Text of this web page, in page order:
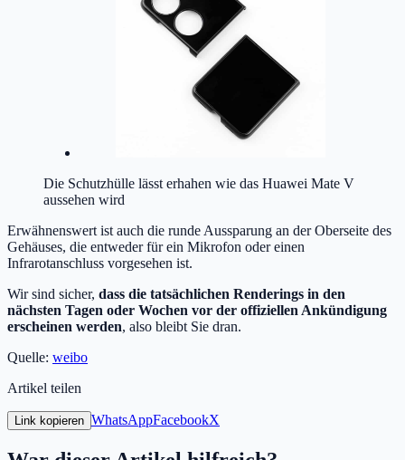
Die Schutzhülle lässt erhahen wie das Huawei Mate V
aussehen wird
Erwähnenswert ist auch die runde Aussparung an der Oberseite des
Gehäuses, die entweder für ein Mikrofon oder einen
Infrarotanschluss vorgesehen ist.
Wir sind sicher, dass die tatsächlichen Renderings in den
nächsten Tagen oder Wochen vor der offiziellen Ankündigung
erscheinen werden, also bleibt Sie dran.
Quelle: weibo
Artikel teilen
Link kopieren WhatsAppFacebookX